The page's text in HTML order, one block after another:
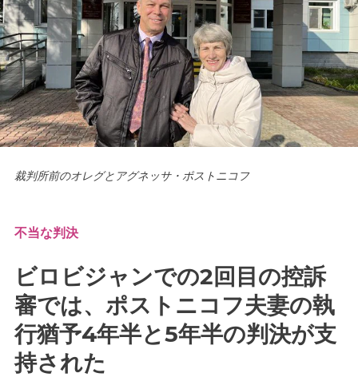
裁判所前のオレグとアグネッサ・ポストニコフ
不当な判決
ビロビジャンでの2回目の控訴
審では、ポストニコフ夫妻の執
行猶予4年半と5年半の判決が支
持された